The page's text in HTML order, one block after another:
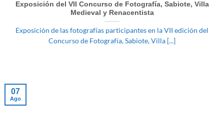
Exposición del VII Concurso de Fotografía, Sabiote, Villa
Medieval y Renacentista
Exposición de las fotografías participantes en la VII edición del
Concurso de Fotografía, Sabiote, Villa [...]
07
Ago